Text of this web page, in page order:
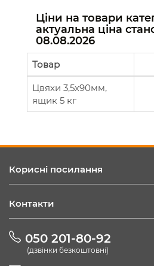
Ціни на товари
актуальна ціна
08.08.2026
Товар
Цвяхи 3,5х90мм,
ящик 5 кг
Корисні посилання
Контакти
050 201-80-92
(дзвінки безкоштовні)